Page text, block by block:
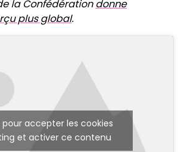
la Confédérationdonne
plus global.
pour accepter les cookies
et activer ce contenu